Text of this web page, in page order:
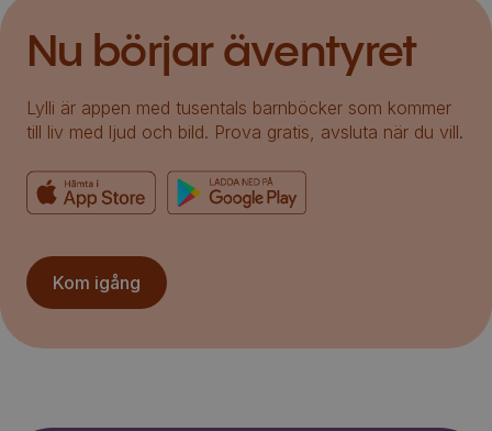
Nu börjar äventyret
Lylli är appen med tusentals barnböcker som kommer
till liv med ljud och bild. Prova gratis, avsluta när du vill.
Kom igång